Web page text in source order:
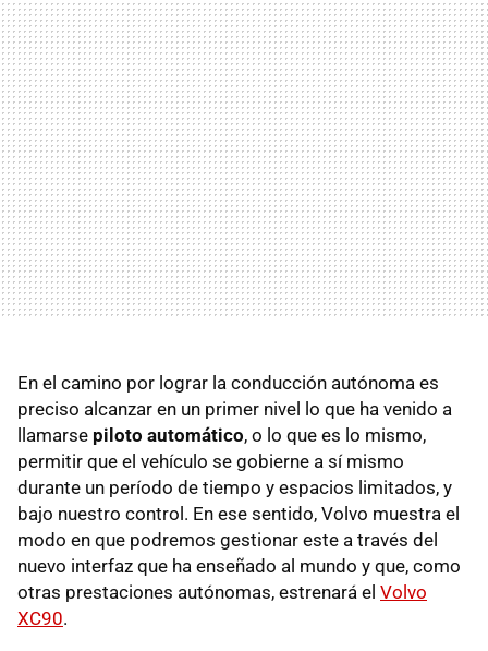
En el camino por lograr la conducción autónoma es
preciso alcanzar en un primer nivel lo que ha venido a
llamarse piloto automático, o lo que es lo mismo,
permitir que el vehículo se gobierne a sí mismo
durante un período de tiempo y espacios limitados, y
bajo nuestro control. En ese sentido, Volvo muestra el
modo en que podremos gestionar este a través del
nuevo interfaz que ha enseñado al mundo y que, como
otras prestaciones autónomas, estrenará el Volvo
XC90.